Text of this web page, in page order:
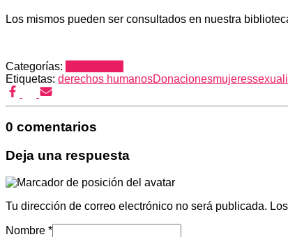
Los mismos pueden ser consultados en nuestra
Categorías:
Etiquetas: derechos humanosDonacionesmujeres
0 comentarios
Deja una respuesta
Tu dirección de correo electrónico no será publicada.
Nombre *